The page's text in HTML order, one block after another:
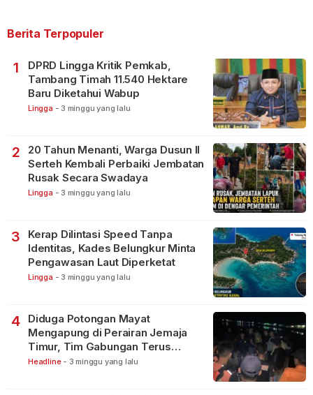
Berita Terpopuler
1
DPRD Lingga Kritik Pemkab,
Tambang Timah 11.540 Hektare
Baru Diketahui Wabup
Lingga - 3 minggu yang lalu
2
20 Tahun Menanti, Warga Dusun II
Serteh Kembali Perbaiki Jembatan
Rusak Secara Swadaya
Lingga - 3 minggu yang lalu
3
Kerap Dilintasi Speed Tanpa
Identitas, Kades Belungkur Minta
Pengawasan Laut Diperketat
Lingga - 3 minggu yang lalu
4
Diduga Potongan Mayat
Mengapung di Perairan Jemaja
Timur, Tim Gabungan Terus
Lakukan Pencarian
Headline - 3 minggu yang lalu